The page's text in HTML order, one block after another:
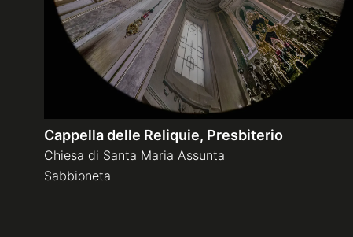
Cappella delle Reliquie, Presbiterio
Chiesa di Santa Maria Assunta
Sabbioneta